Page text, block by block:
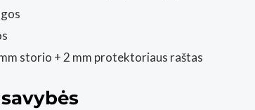
storio + 2 mm protektoriaus raštas